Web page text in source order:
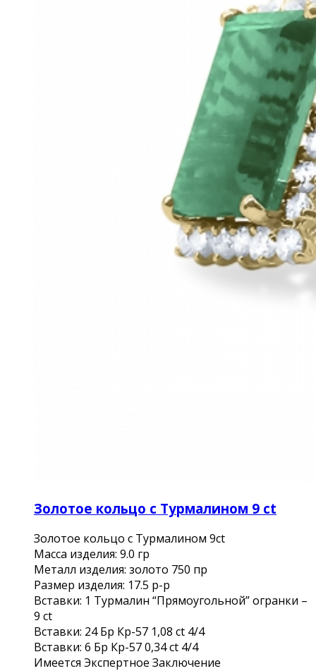
Золотое кольцо с Турмалином 9 ct
Золотое кольцо с Турмалином 9ct
Масса изделия: 9.0 гр
Металл изделия: золото 750 пр
Размер изделия: 17.5 р-р
Вставки: 1 Турмалин “Прямоугольной” огранки –
9 ct
Вставки: 24 Бр Кр-57 1,08 ct 4/4
Вставки: 6 Бр Кр-57 0,34 ct 4/4
Имеется Экспертное Заключение